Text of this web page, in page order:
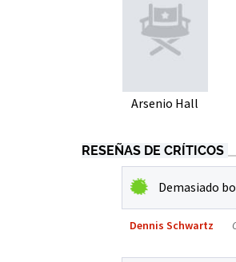
Arsenio Hall
RESEÑAS DE CRÍTICOS
Demasiado
Dennis Schwartz